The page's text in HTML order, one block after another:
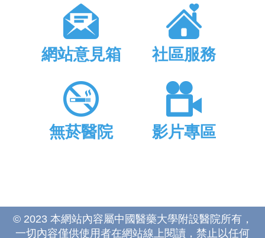
網站意見箱 社區服務
無菸醫院 影片專區
© 2023 本網站內容屬中國醫藥大學附設醫院所有，
一切內容僅供使用者在網站線上閱讀，禁止以任何